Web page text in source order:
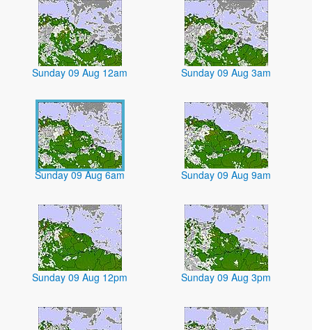
Sunday 09 Aug 12am Sunday 09 Aug 3am
Sunday 09 Aug 6am Sunday 09 Aug 9am
Sunday 09 Aug 12pm Sunday 09 Aug 3pm